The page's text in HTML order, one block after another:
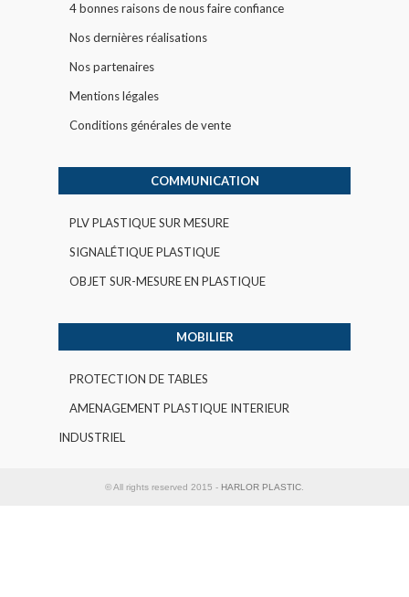
4 bonnes raisons de nous faire confiance
Nos dernières réalisations
Nos partenaires
Mentions légales
Conditions générales de vente
COMMUNICATION
PLV PLASTIQUE SUR MESURE
SIGNALÉTIQUE PLASTIQUE
OBJET SUR-MESURE EN PLASTIQUE
MOBILIER
PROTECTION DE TABLES
AMENAGEMENT PLASTIQUE INTERIEUR
INDUSTRIEL
© All rights reserved 2015 - HARLOR PLASTIC